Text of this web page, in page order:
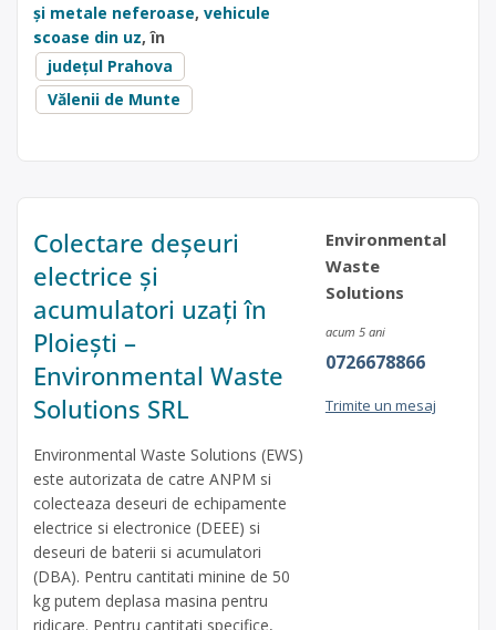
și metale neferoase, vehicule
scoase din uz, în
județul Prahova
Vălenii de Munte
Colectare deșeuri
electrice și
acumulatori uzați în
Ploiești –
Environmental Waste
Solutions SRL
Environmental Waste Solutions (EWS)
este autorizata de catre ANPM si
colecteaza deseuri de echipamente
electrice si electronice (DEEE) si
deseuri de baterii si acumulatori
(DBA). Pentru cantitati minine de 50
kg putem deplasa masina pentru
ridicare. Pentru cantitati specifice,
Environmental
Waste
Solutions
acum 5 ani
0726678866
Trimite un mesaj